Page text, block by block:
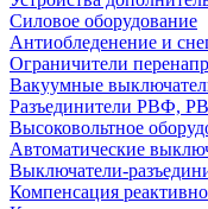
Силовое оборудование
Антиобледенение и
Ограничители
Вакуумные
Разъединители РВФ,
Высоковольтное
Автоматические
Выключатели-
Компенсация